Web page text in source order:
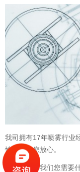
我司拥有17年喷雾行业
性都能让您放心。
您只要告诉我们您需要